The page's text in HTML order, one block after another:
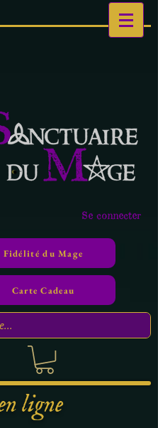
Se connecter
Fidélité du Mage
Carte Cadeau
ligne